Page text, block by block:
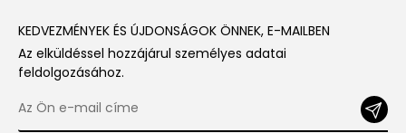
KEDVEZMÉNYEK ÉS ÚJDONSÁGOK ÖNNEK, E-MAILBEN
Az elküldéssel hozzájárul személyes adatai
feldolgozásához.